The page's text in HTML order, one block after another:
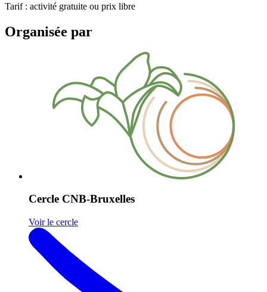
Tarif : activité gratuite ou prix libre
Organisée par
Cercle CNB-Bruxelles
Voir le cercle